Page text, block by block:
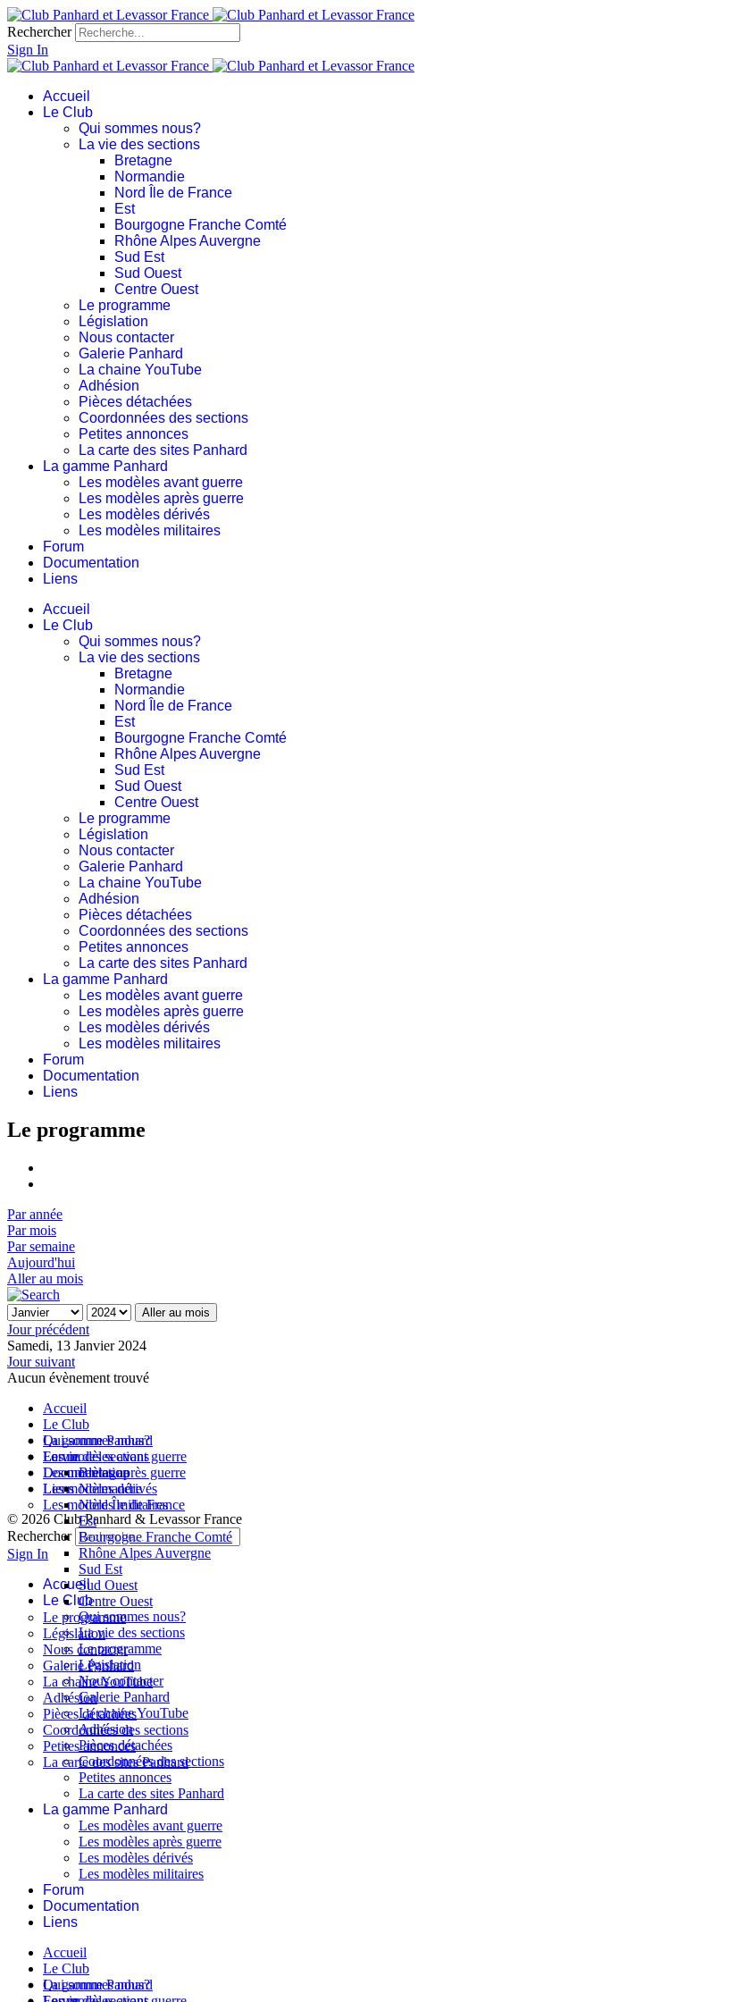
Rechercher
Sign In
Accueil
Le Club
Qui sommes nous?
La vie des sections
Bretagne
Normandie
Nord Île de France
Est
Bourgogne Franche Comté
Rhône Alpes Auvergne
Sud Est
Sud Ouest
Centre Ouest
Le programme
Législation
Nous contacter
Galerie Panhard
La chaine YouTube
Adhésion
Pièces détachées
Coordonnées des sections
Petites annonces
La carte des sites Panhard
La gamme Panhard
Les modèles avant guerre
Les modèles après guerre
Les modèles dérivés
Les modèles militaires
Forum
Documentation
Liens
Accueil
Le Club
Qui sommes nous?
La vie des sections
Bretagne
Normandie
Nord Île de France
Est
Bourgogne Franche Comté
Rhône Alpes Auvergne
Sud Est
Sud Ouest
Centre Ouest
Le programme
Législation
Nous contacter
Galerie Panhard
La chaine YouTube
Adhésion
Pièces détachées
Coordonnées des sections
Petites annonces
La carte des sites Panhard
La gamme Panhard
Les modèles avant guerre
Les modèles après guerre
Les modèles dérivés
Les modèles militaires
Forum
Documentation
Liens
Le programme
Par année
Par mois
Par semaine
Aujourd'hui
Aller au mois
Aller au mois
Jour précédent
Samedi, 13 Janvier 2024
Jour suivant
Aucun évènement trouvé
Accueil
Le Club
Qui sommes nous?
La vie des sections
Bretagne
Normandie
Nord Île de France
Est
Bourgogne Franche Comté
Rhône Alpes Auvergne
Sud Est
Sud Ouest
Centre Ouest
Le programme
Législation
Nous contacter
Galerie Panhard
La chaine YouTube
Adhésion
Pièces détachées
Coordonnées des sections
Petites annonces
La carte des sites Panhard
La gamme Panhard
Les modèles avant guerre
Les modèles après guerre
Les modèles dérivés
Les modèles militaires
Forum
Documentation
Liens
© 2026 Club Panhard & Levassor France
Rechercher
Sign In
Accueil
Le Club
Qui sommes nous?
La vie des sections
Le programme
Législation
Nous contacter
Galerie Panhard
La chaine YouTube
Adhésion
Pièces détachées
Coordonnées des sections
Petites annonces
La carte des sites Panhard
La gamme Panhard
Les modèles avant guerre
Les modèles après guerre
Les modèles dérivés
Les modèles militaires
Forum
Documentation
Liens
Accueil
Le Club
Qui sommes nous?
La gamme Panhard